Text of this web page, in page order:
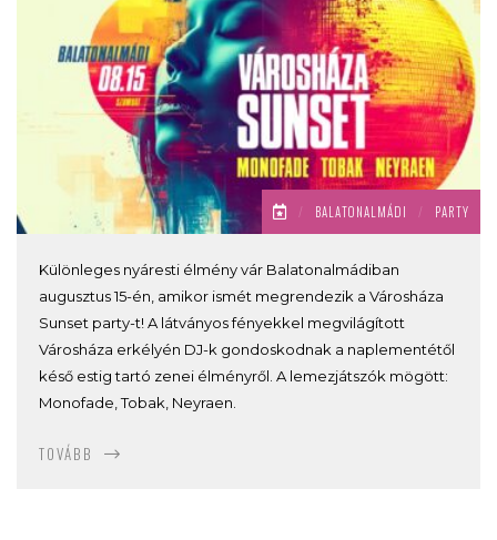
/ BALATONALMÁDI / PARTY
Különleges nyáresti élmény vár Balatonalmádiban
augusztus 15-én, amikor ismét megrendezik a Városháza
Sunset party-t! A látványos fényekkel megvilágított
Városháza erkélyén DJ-k gondoskodnak a naplementétől
késő estig tartó zenei élményről. A lemezjátszók mögött:
Monofade, Tobak, Neyraen.
TOVÁBB